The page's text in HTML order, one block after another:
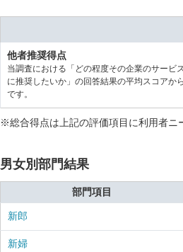
他者推奨得点
当調査における「どの程度その企業のサービ
に推奨したいか」の回答結果の平均スコアか
です。
※総合得点は上記の評価項目に利用者ニ
男女別部門結果
部門項目
新郎
新婦